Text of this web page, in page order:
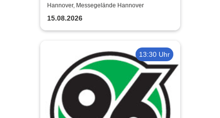
Wir müssen gehen - Tour
2026
Hannover, Messegelände Hannover
15.08.2026
13:30 Uhr